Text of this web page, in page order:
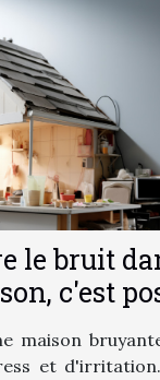
le bruit
c'est
maison
et